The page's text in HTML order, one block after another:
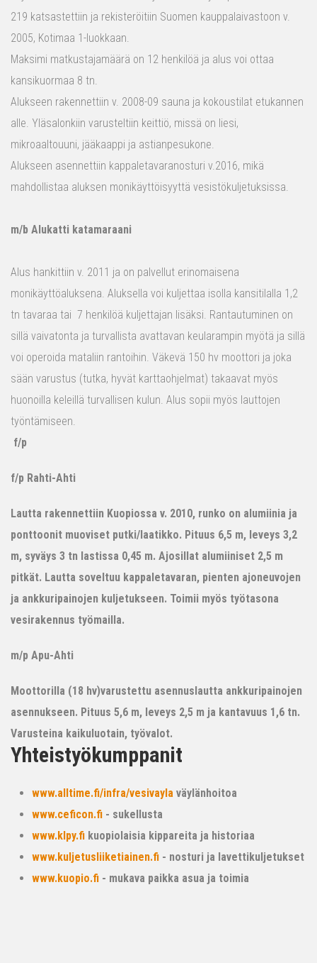
219 katsastettiin ja rekisteröitiin Suomen kauppalaivastoon v.
2005, Kotimaa 1-luokkaan.
Maksimi matkustajamäärä on 12 henkilöä ja alus voi ottaa
kansikuormaa 8 tn.
Alukseen rakennettiin v. 2008-09 sauna ja kokoustilat etukannen
alle. Yläsalonkiin varusteltiin keittiö, missä on liesi,
mikroaaltouuni, jääkaappi ja astianpesukone.
Alukseen asennettiin kappaletavaranosturi v.2016, mikä
mahdollistaa aluksen monikäyttöisyyttä vesistökuljetuksissa.
m/b Alukatti katamaraani
Alus hankittiin v. 2011 ja on palvellut erinomaisena
monikäyttöaluksena. Aluksella voi kuljettaa isolla kansitilalla 1,2
tn tavaraa tai 7 henkilöä kuljettajan lisäksi. Rantautuminen on
sillä vaivatonta ja turvallista avattavan keularampin myötä ja sillä
voi operoida mataliin rantoihin. Väkevä 150 hv moottori ja joka
sään varustus (tutka, hyvät karttaohjelmat) takaavat myös
huonoilla keleillä turvallisen kulun. Alus sopii myös lauttojen
työntämiseen.
f/p
f/p Rahti-Ahti
Lautta rakennettiin Kuopiossa v. 2010, runko on alumiinia ja
ponttoonit muoviset putki/laatikko. Pituus 6,5 m, leveys 3,2
m, syväys 3 tn lastissa 0,45 m. Ajosillat alumiiniset 2,5 m
pitkät. Lautta soveltuu kappaletavaran, pienten ajoneuvojen
ja ankkuripainojen kuljetukseen. Toimii myös työtasona
vesirakennus työmailla.
m/p Apu-Ahti
Moottorilla (18 hv)varustettu asennuslautta ankkuripainojen
asennukseen. Pituus 5,6 m, leveys 2,5 m ja kantavuus 1,6 tn.
Varusteina kaikuluotain, työvalot.
Yhteistyökumppanit
www.alltime.fi/infra/vesivayla väylänhoitoa
www.ceficon.fi - sukellusta
www.klpy.fi kuopiolaisia kippareita ja historiaa
www.kuljetusliiketiainen.fi - nosturi ja lavettikuljetukset
www.kuopio.fi - mukava paikka asua ja toimia